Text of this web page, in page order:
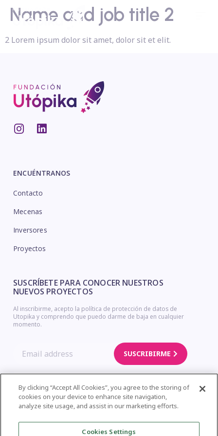
Name and job title 2
2 Lorem ipsum dolor sit amet, dolor sit et elit.
ENCUÉNTRANOS
Contacto
Mecenas
Inversores
Proyectos
SUSCRÍBETE PARA CONOCER NUESTROS
NUEVOS PROYECTOS
Al inscribirme, acepto la política de protección de datos de
Utopika y comprendo que puedo darme de baja en cualquier
momento.
SUSCRIBIRME
Copyright © Utopika. Legal Notice – Privacy Policy – Cookies Policy
| Web Design
By clicking “Accept All Cookies”, you agree to the storing of
cookies on your device to enhance site navigation,
analyze site usage, and assist in our marketing efforts.
Cookies Settings